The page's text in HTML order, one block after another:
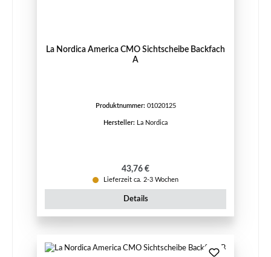
La Nordica America CMO Sichtscheibe Backfach
A
Produktnummer: 01020125
Hersteller: La Nordica
Regulärer Preis:
43,76 €
Lieferzeit ca. 2-3 Wochen
Details